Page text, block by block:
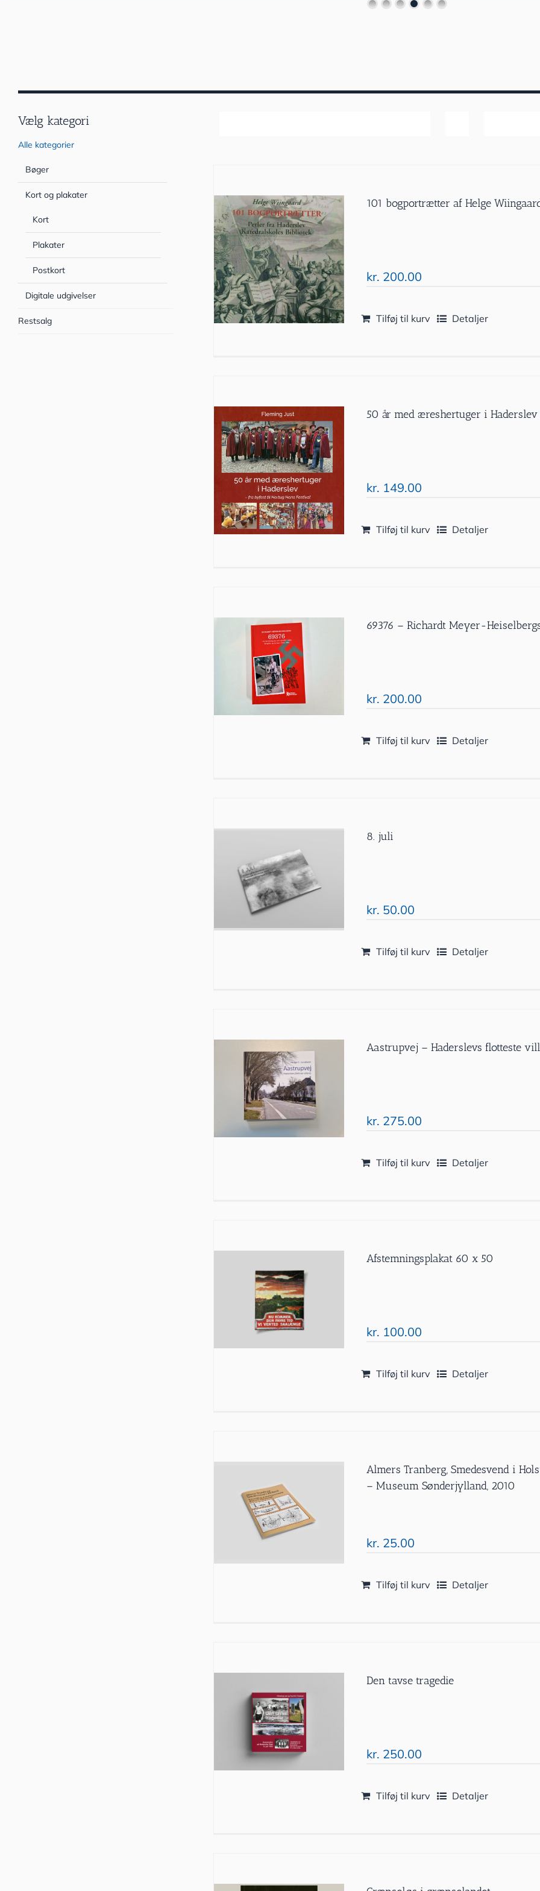
101 bogportrætter af Helge
kr. 200.00
Tilføj til kurv Detaljer
50 år med æreshertuger i Haderslev
kr. 149.00
Tilføj til kurv Detaljer
69376 – Richardt Meyer-
kr. 200.00
Tilføj til kurv Detaljer
8. juli
kr. 50.00
Tilføj til kurv Detaljer
Aastrupvej – Haderslevs flotteste
kr. 275.00
Tilføj til kurv Detaljer
Afstemningsplakat 60 x 50
kr. 100.00
Tilføj til kurv Detaljer
Almers Tranberg, Smedesvend i
– Museum Sønderjylland, 2010
kr. 25.00
Tilføj til kurv Detaljer
Den tavse tragedie
kr. 250.00
Tilføj til kurv Detaljer
Vælg kategori
Alle kategorier
Bøger
Kort og plakater
Kort
Plakater
Postkort
Digitale udgivelser
Restsalg